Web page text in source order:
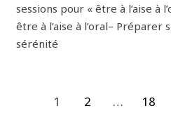
sessions pour « être à l’aise à
être à l’aise à l’oral– Préparer
sérénité
Pagination1 2 … 18